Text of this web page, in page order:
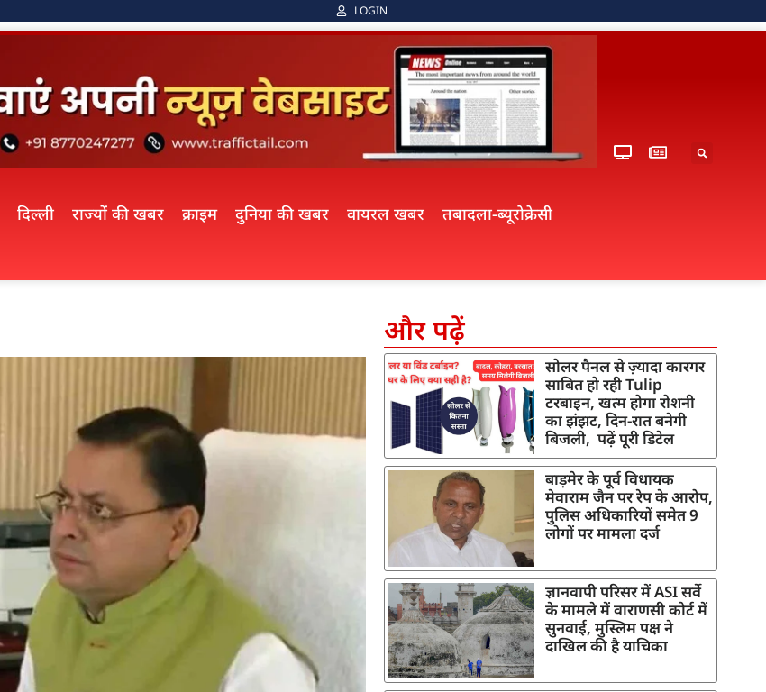
LOGIN
दिल्ली राज्यों की खबर क्राइम दुनिया की खबर वायरल खबर
तबादला-ब्यूरोक्रेसी
और पढ़ें
सोलर पैनल से ज़्यादा कारगर
साबित हो रही Tulip
टरबाइन, खत्म होगा रोशनी
का झंझट, दिन-रात बनेगी
बिजली, पढ़ें पूरी डिटेल
बाड़मेर के पूर्व विधायक
मेवाराम जैन पर रेप के आरोप,
पुलिस अधिकारियों समेत 9
लोगों पर मामला दर्ज
ज्ञानवापी परिसर में ASI सर्वे
के मामले में वाराणसी कोर्ट में
सुनवाई, मुस्लिम पक्ष ने
दाखिल की है याचिका